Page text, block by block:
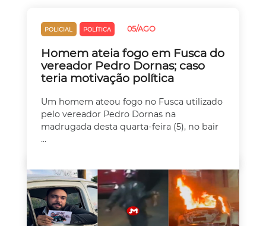
POLICIAL POLÍTICA 05/AGO
Homem ateia fogo em Fusca do
vereador Pedro Dornas; caso
teria motivação política
Um homem ateou fogo no Fusca utilizado
pelo vereador Pedro Dornas na
madrugada desta quarta-feira (5), no bair
...